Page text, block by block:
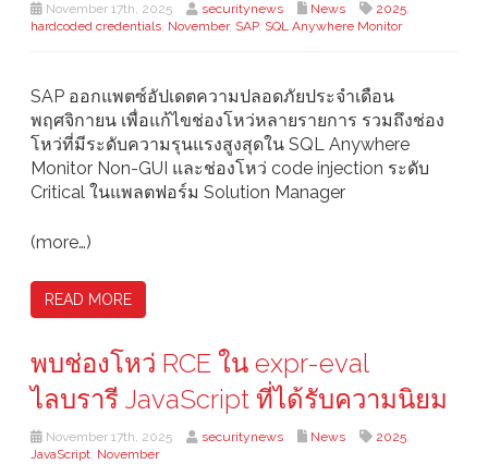
November 17th, 2025 securitynews News 2025,
hardcoded credentials, November, SAP, SQL Anywhere Monitor
SAP ออกแพตซ์อัปเดตความปลอดภัยประจำเดือน
พฤศจิกายน เพื่อแก้ไขช่องโหว่หลายรายการ รวมถึงช่อง
โหว่ที่มีระดับความรุนแรงสูงสุดใน SQL Anywhere
Monitor Non-GUI และช่องโหว่ code injection ระดับ
Critical ในแพลตฟอร์ม Solution Manager
(more…)
READ MORE
พบช่องโหว่ RCE ใน expr-eval
ไลบรารี JavaScript ที่ได้รับความนิยม
November 17th, 2025 securitynews News 2025,
JavaScript, November